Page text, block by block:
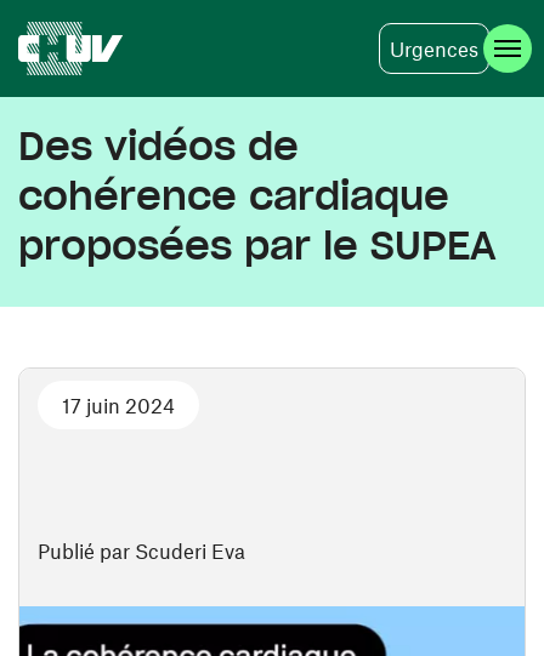
Urgences
Des vidéos de
cohérence cardiaque
proposées par le SUPEA
Publié par Scuderi Eva
17 juin 2024